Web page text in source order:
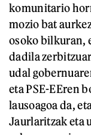
komunitario
mozio bat
osoko bilkuran,
dadila
udal
eta PSE-EEren
lausoagoa da,
Jaurlaritzak eta